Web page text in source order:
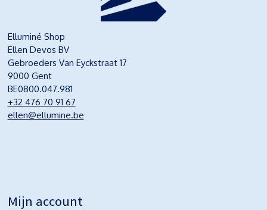
Elluminé Shop
Ellen Devos BV
Gebroeders Van Eyckstraat 17
9000 Gent
BE0800.047.981
+32 476 70 91 67
ellen@ellumine.be
Mijn account